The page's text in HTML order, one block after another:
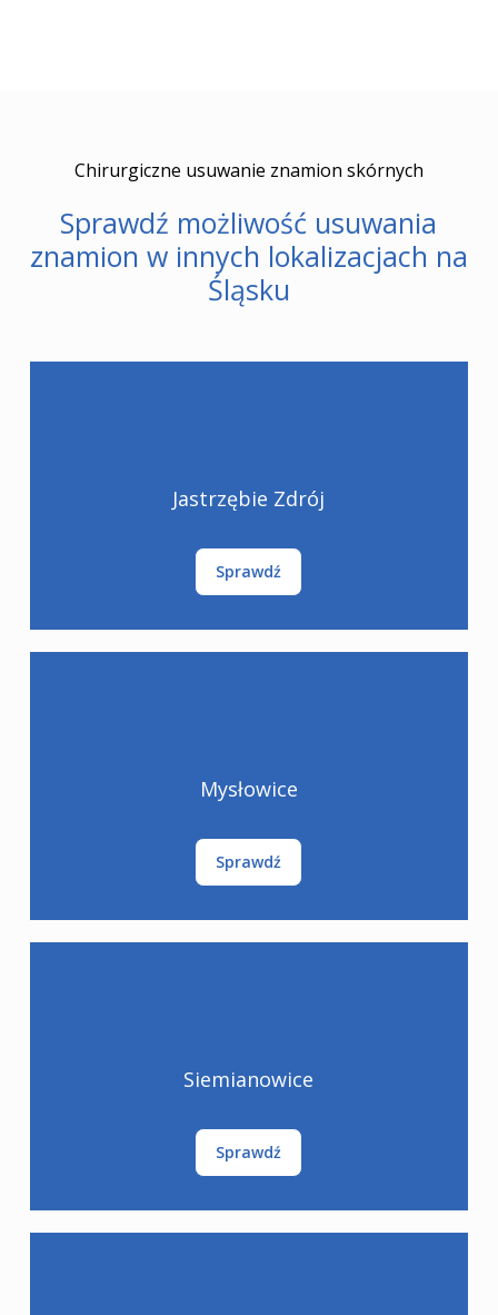
Chirurgiczne usuwanie znamion skórnych
Sprawdź możliwość usuwania
znamion w innych lokalizacjach na
Śląsku
Jastrzębie Zdrój
Sprawdź
Mysłowice
Sprawdź
Siemianowice
Sprawdź